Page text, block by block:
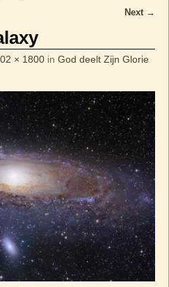
Next →
× 1800in God deelt Zijn Glorie